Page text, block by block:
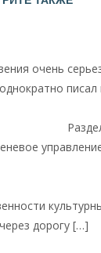
очень
писал
дорогу […]